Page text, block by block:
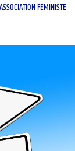
FÉMINISTE